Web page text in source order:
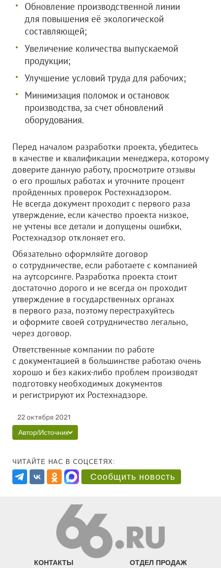
Обновление производственной линии
для повышения её экологической
составляющей;
Увеличение количества выпускаемой
продукции;
Улучшение условий труда для рабочих;
Минимизация поломок и остановок
производства, за счет обновлений
оборудования.
Перед началом разработки проекта, убедитесь
в качестве и квалификации менеджера, которому
доверите данную работу, просмотрите отзывы
о его прошлых работах и уточните процент
пройденных проверок Ростехнадзором.
Не всегда документ проходит с первого раза
утверждение, если качество проекта низкое,
не учтены все детали и допущены ошибки,
Ростехнадзор отклоняет его.
Обязательно оформляйте договор
о сотрудничестве, если работаете с компанией
на аутсорсинге. Разработка проекта стоит
достаточно дорого и не всегда он проходит
утверждение в государственных органах
в первого раза, поэтому перестрахуйтесь
и оформите своей сотрудничество легально,
через договор.
Ответственные компании по работе
с документацией в большинстве работаю очень
хорошо и без каких-либо проблем производят
подготовку необходимых документов
и регистрируют их Ростехнадзоре.
22 октября 2021
Автор/Источник
ЧИТАЙТЕ НАС В СОЦСЕТЯХ:
Сообщить новость
КОНТАКТЫ ОТДЕЛ ПРОДАЖ